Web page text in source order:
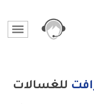
للغسالات